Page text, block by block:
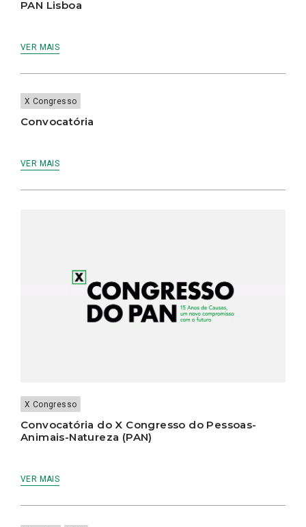
PAN Lisboa
VER MAIS
X Congresso
Convocatória
VER MAIS
X Congresso
Convocatória do X Congresso do Pessoas-
Animais-Natureza (PAN)
VER MAIS